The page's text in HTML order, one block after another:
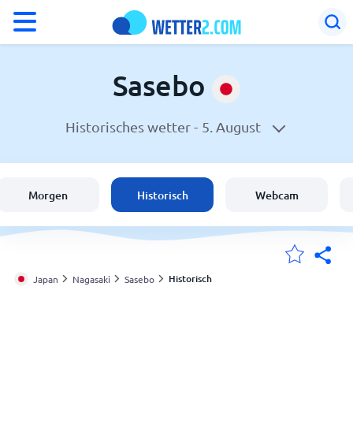
Wetter in Sasebo
Schweiz
Deutschland
Sasebo
Historisches wetter - 5. August
Morgen Historisch Webcam
Japan Nagasaki Sasebo Historisch